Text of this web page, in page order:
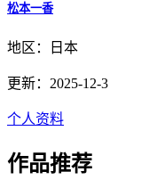
松本一香
地区：日本
更新：2025-12-3
个人资料
作品推荐